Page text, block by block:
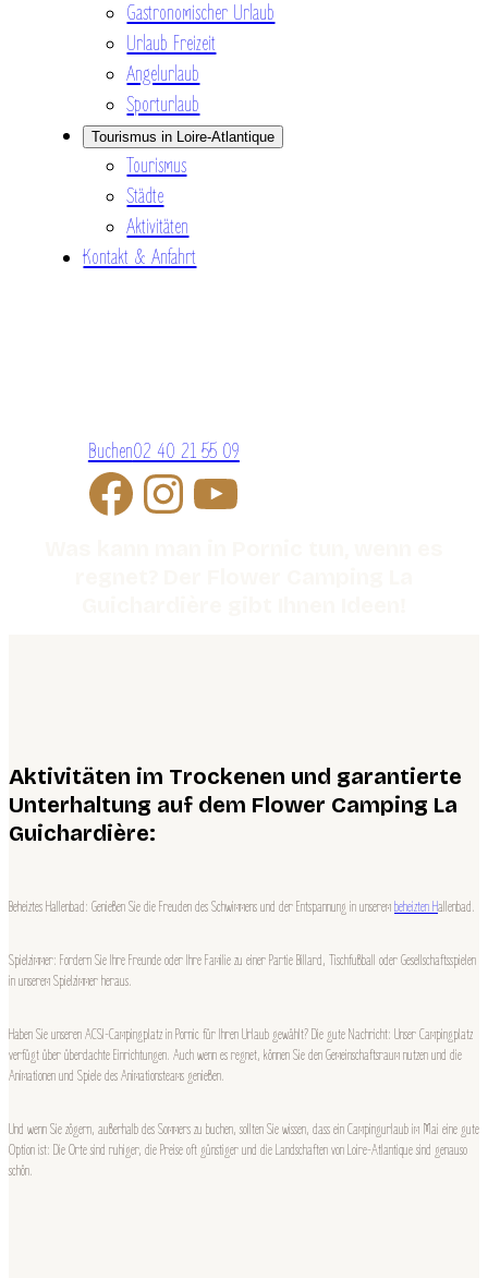
Gastronomischer Urlaub
Urlaub Freizeit
Angelurlaub
Sporturlaub
Tourismus in Loire-Atlantique
Tourismus
Städte
Aktivitäten
Kontakt & Anfahrt
Buchen02 40 21 55 09
Aktivitäten im Trockenen und garantierte
Unterhaltung auf dem Flower Camping La
Guichardière:
Beheiztes Hallenbad: Genießen Sie die Freuden des Schwimmens und der Entspannung in unserembeheizten Hallenbad.
Spielzimmer: Fordern Sie Ihre Freunde oder Ihre Familie zu einer Partie Billard, Tischfußball oder Gesellschaftsspielen
in unserem Spielzimmer heraus.
Haben Sie unseren ACSI-Campingplatz in Pornic für Ihren Urlaub gewählt? Die gute Nachricht: Unser Campingplatz
verfügt über überdachte Einrichtungen. Auch wenn es regnet, können Sie den Gemeinschaftsraum nutzen und die
Animationen und Spiele des Animationsteams genießen.
Und wenn Sie zögern, außerhalb des Sommers zu buchen, sollten Sie wissen, dass ein Campingurlaub im Mai eine gute
Option ist: Die Orte sind ruhiger, die Preise oft günstiger und die Landschaften von Loire-Atlantique sind genauso
schön.